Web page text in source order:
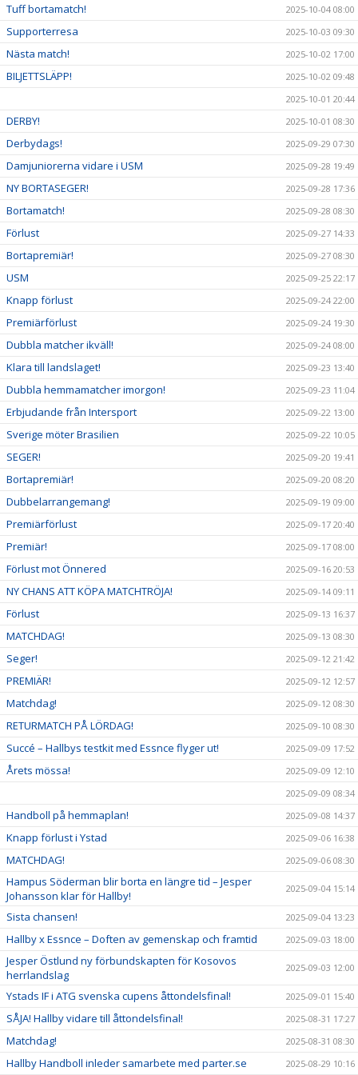
Tuff bortamatch! 2025-10-04 08:00
Supporterresa 2025-10-03 09:30
Nästa match! 2025-10-02 17:00
BILJETTSLÄPP!
2025-10-02 09:48
2025-10-01 20:44
DERBY! 2025-10-01 08:30
Derbydags! 2025-09-29 07:30
Damjuniorerna vidare i USM 2025-09-28 19:49
NY BORTASEGER! 2025-09-28 17:36
Bortamatch! 2025-09-28 08:30
Förlust 2025-09-27 14:33
Bortapremiär! 2025-09-27 08:30
USM 2025-09-25 22:17
Knapp förlust 2025-09-24 22:00
Premiärförlust 2025-09-24 19:30
Dubbla matcher ikväll! 2025-09-24 08:00
Klara till landslaget! 2025-09-23 13:40
Dubbla hemmamatcher imorgon! 2025-09-23 11:04
Erbjudande från Intersport 2025-09-22 13:00
Sverige möter Brasilien 2025-09-22 10:05
SEGER! 2025-09-20 19:41
Bortapremiär! 2025-09-20 08:20
Dubbelarrangemang! 2025-09-19 09:00
Premiärförlust 2025-09-17 20:40
Premiär! 2025-09-17 08:00
Förlust mot Önnered 2025-09-16 20:53
NY CHANS ATT KÖPA MATCHTRÖJA! 2025-09-14 09:11
Förlust 2025-09-13 16:37
MATCHDAG! 2025-09-13 08:30
Seger! 2025-09-12 21:42
PREMIÄR! 2025-09-12 12:57
Matchdag! 2025-09-12 08:30
RETURMATCH PÅ LÖRDAG! 2025-09-10 08:30
Succé – Hallbys testkit med Essnce flyger ut! 2025-09-09 17:52
Årets mössa!
2025-09-09 12:10
2025-09-09 08:34
Handboll på hemmaplan! 2025-09-08 14:37
Knapp förlust i Ystad 2025-09-06 16:38
MATCHDAG! 2025-09-06 08:30
Hampus Söderman blir borta en längre tid – Jesper
Johansson klar för Hallby!
2025-09-04 15:14
Sista chansen! 2025-09-04 13:23
Hallby x Essnce – Doften av gemenskap och framtid 2025-09-03 18:00
Jesper Östlund ny förbundskapten för Kosovos
herrlandslag
2025-09-03 12:00
Ystads IF i ATG svenska cupens åttondelsfinal! 2025-09-01 15:40
SÅJA! Hallby vidare till åttondelsfinal! 2025-08-31 17:27
Matchdag! 2025-08-31 08:30
Hallby Handboll inleder samarbete med parter.se 2025-08-29 10:16